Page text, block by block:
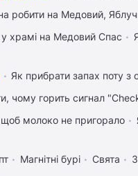
робити на Медовий,
храмі на Медовий Спас
Як прибрати запах поту з
чому горить сигнал
молоко не пригорало
Магнітні бурі Свята